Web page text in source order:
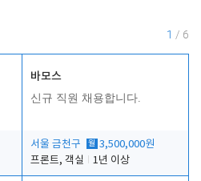
1 / 6
바모스
신규 직원 채용합니다.
서울 금천구 월 3,500,000원
프론트, 객실
1년 이상